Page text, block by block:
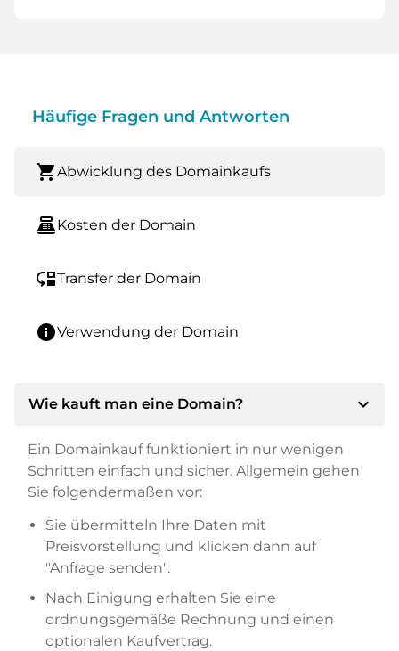
Häufige Fragen und Antworten
shopping_cartAbwicklung des Domainkaufs
point_of_saleKosten der Domain
move_downTransfer der Domain
infoVerwendung der Domain
Wie kauft man eine Domain? expand_more
Ein Domainkauf funktioniert in nur wenigen
Schritten einfach und sicher. Allgemein gehen
Sie folgendermaßen vor:
Sie übermitteln Ihre Daten mit
Preisvorstellung und klicken dann auf
"Anfrage senden".
Nach Einigung erhalten Sie eine
ordnungsgemäße Rechnung und einen
optionalen Kaufvertrag.